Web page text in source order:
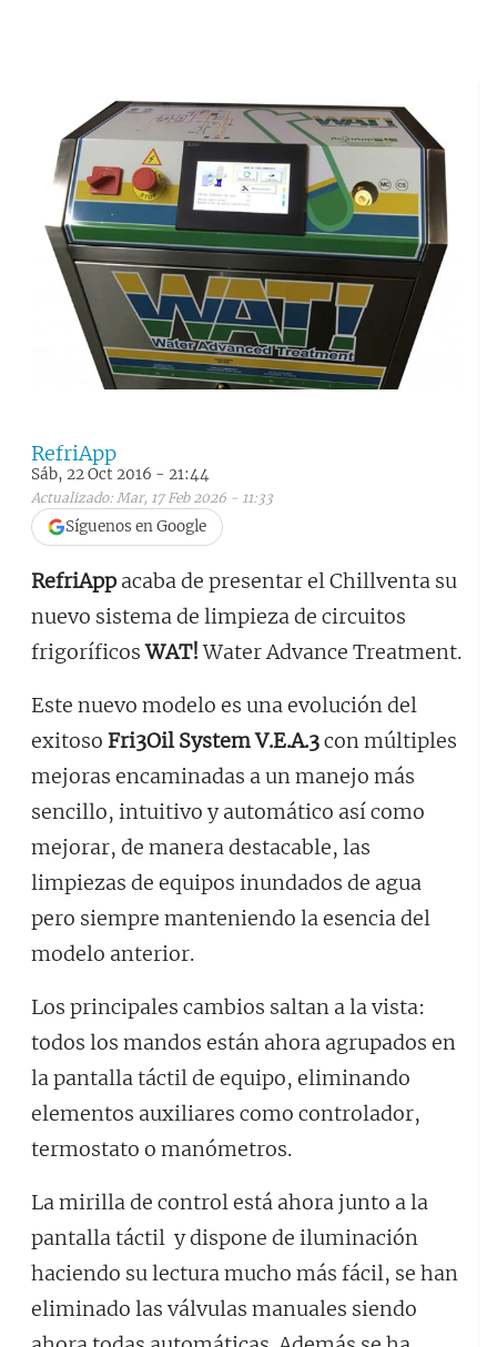
RefriApp
Sáb, 22 Oct 2016 - 21:44
Actualizado: Mar, 17 Feb 2026 - 11:33
Síguenos en Google
RefriAppacaba de presentar el Chillventa su
nuevo sistema de limpieza de circuitos
frigoríficosWAT!Water Advance Treatment.
Este nuevo modelo es una evolución del
exitoso Fri3Oil System V.E.A.3con múltiples
mejoras encaminadas a un manejo más
sencillo, intuitivo y automático así como
mejorar, de manera destacable, las
limpiezas de equipos inundados de agua
pero siempre manteniendo la esencia del
modelo anterior.
Los principales cambios saltan a la vista:
todos los mandos están ahora agrupados en
la pantalla táctil de equipo, eliminando
elementos auxiliares como controlador,
termostato o manómetros.
La mirilla de control está ahora junto a la
pantalla táctil y dispone de iluminación
haciendo su lectura mucho más fácil, se han
eliminado las válvulas manuales siendo